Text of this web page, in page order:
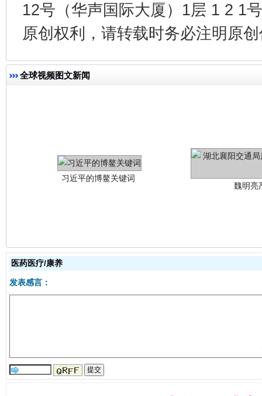
12号（华声国际大厦）1层 1 2 1
原创权利，请转载时务必注明原
全球视频图文新闻
医药医疗/康养
发表感言：